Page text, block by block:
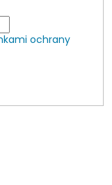
ochrany